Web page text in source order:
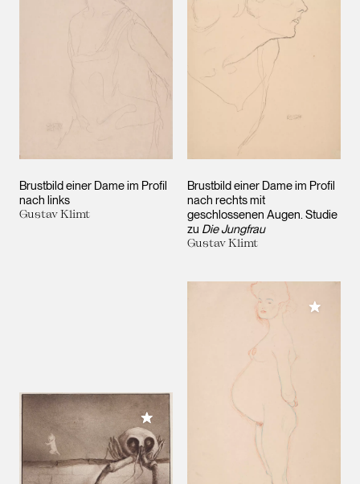
Brustbild einer Dame im Profil
nach links
Gustav Klimt
Brustbild einer Dame im Profil
nach rechts mit
geschlossenen Augen. Studie
zu Die Jungfrau
Gustav Klimt
Meiner Sammlung hinzufügen
Meiner